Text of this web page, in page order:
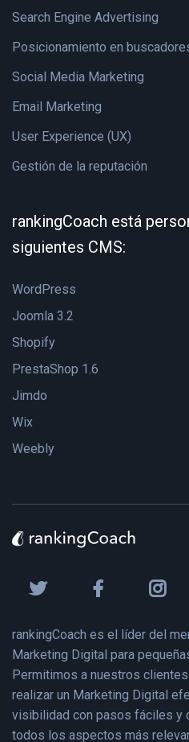
Search Engine Advertising
Posicionamiento en
Social Media Marketing
Email Marketing
User Experience (UX)
Gestión de la reputación
rankingCoach está
siguientes CMS:
WordPress
Joomla 3.2
Shopify
PrestaShop 1.6
Jimdo
Wix
Weebly
rankingCoach es el líder del
Marketing Digital para
Permitimos a nuestros
realizar un Marketing Digital
visibilidad con pasos fáciles y
todos los aspectos más